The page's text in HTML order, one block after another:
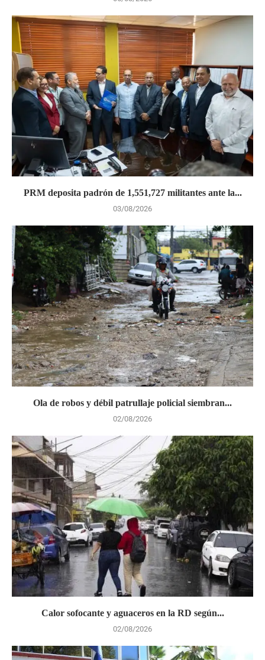
PRM deposita padrón de 1,551,727 militantes ante la...
03/08/2026
Ola de robos y débil patrullaje policial siembran...
02/08/2026
Calor sofocante y aguaceros en la RD según...
02/08/2026